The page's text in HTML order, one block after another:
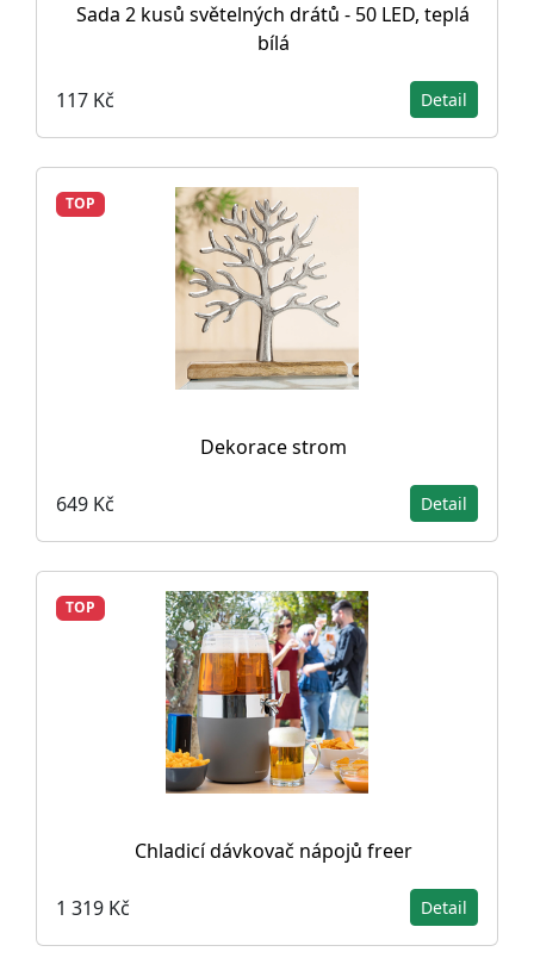
Sada 2 kusů světelných drátů - 50 LED, teplá
bílá
117 Kč Detail
TOP
Dekorace strom
649 Kč Detail
TOP
Chladicí dávkovač nápojů freer
1 319 Kč Detail